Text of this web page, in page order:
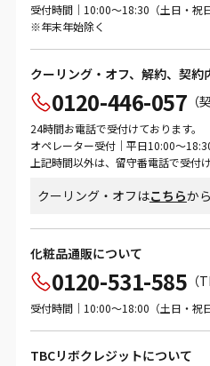
受付時間｜10:00～18:30（土日・祝
※年末年始除く
クーリング・オフ、解約、契約
0120-446-057 （
24時間お電話で受付けております。
オペレーター受付｜平日10:00～
上記時間以外は、留守番電話で受付
クーリング・オフはこちらか
化粧品通販について
0120-531-585 （
受付時間｜10:00～18:00（土日・祝
TBCリボクレジットについて